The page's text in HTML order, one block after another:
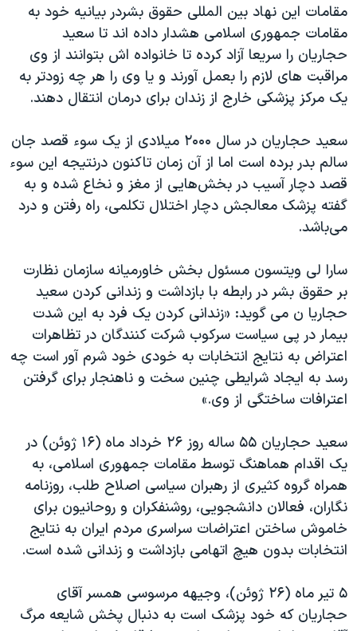
علم و فناوری
اسرائیل در جنگ
گالری عکس
آرشیو پخش زنده
رمز مهسا
ورزش زنان در ایران
اعتراضات زن، زندگی، آزادی
مجموعه مستندهای دادخواهی
تریبونال مردمی آبان ۹۸
دادگاه حمید نوری
چهل سال گروگان‌گیری
قانون شفافیت دارائی کادر رهبری ایران
اسرائیل در جنگ
نرگس محمدی برنده جایزه نوبل صلح
همایش محافظه‌کاران آمریکا «سی‌پک»
صفحه‌های ویژه
سفر پرزیدنت ترامپ به چین
زبانهای مختلف
مقامات اين نهاد بين المللی حقوق بشردر بيانيه خود به
مقامات جمهوری اسلامی هشدار داده اند تا سعيد
حجاريان را سريعا آزاد کرده تا خانواده اش بتوانند از وی
مراقبت های لازم را بعمل آورند و يا وی را هر چه زودتر به
يک مرکز پزشکی خارج از زندان برای درمان انتقال دهند.
سعيد حجاريان در سال ۲۰۰۰ ميلادی از يک سوء قصد جان
سالم بدر برده است اما از آن زمان تاکنون درنتیجه این سوء
قصد دچار آسیب در بخش‌هایی از مغز و نخاع شده و به
گفته پزشک معالجش دچار اختلال تکلمی، راه رفتن و درد
می‌باشد.
سارا لی ويتسون مسئول بخش خاورميانه سازمان نظارت
بر حقوق بشر در رابطه با بازداشت و زندانی کردن سعيد
حجاريا ن می گويد: «زندانی کردن يک فرد به اين شدت
بيمار در پی سياست سرکوب شرکت کنندگان در تظاهرات
اعتراض به نتايج انتخابات به خودی خود شرم آور است چه
رسد به ايجاد شرايطی چنين سخت و ناهنجار برای گرفتن
اعترافات ساختگی از وی.»
سعيد حجاريان ۵۵ ساله روز ۲۶ خرداد ماه (۱۶ ژوئن) در
يک اقدام هماهنگ توسط مقامات جمهوری اسلامی، به
همراه گروه کثيری از رهبران سياسی اصلاح طلب، روزنامه
نگاران، فعالان دانشجويی، روشنفکران و روحانيون برای
خاموش ساختن اعتراضات سراسری مردم ايران به نتايج
انتخابات بدون هيچ اتهامی بازداشت و زندانی شده است.
۵ تیر ماه (۲۶ ژوئن)، وجيهه مرسوسی همسر آقای
حجاريان که خود پزشک است به دنبال پخش شايعه مرگ